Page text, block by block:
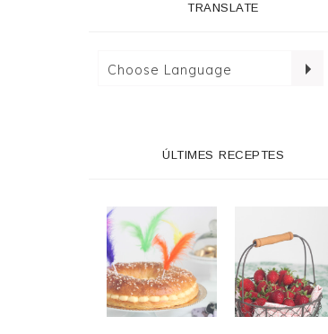
TRANSLATE
ÚLTIMES RECEPTES